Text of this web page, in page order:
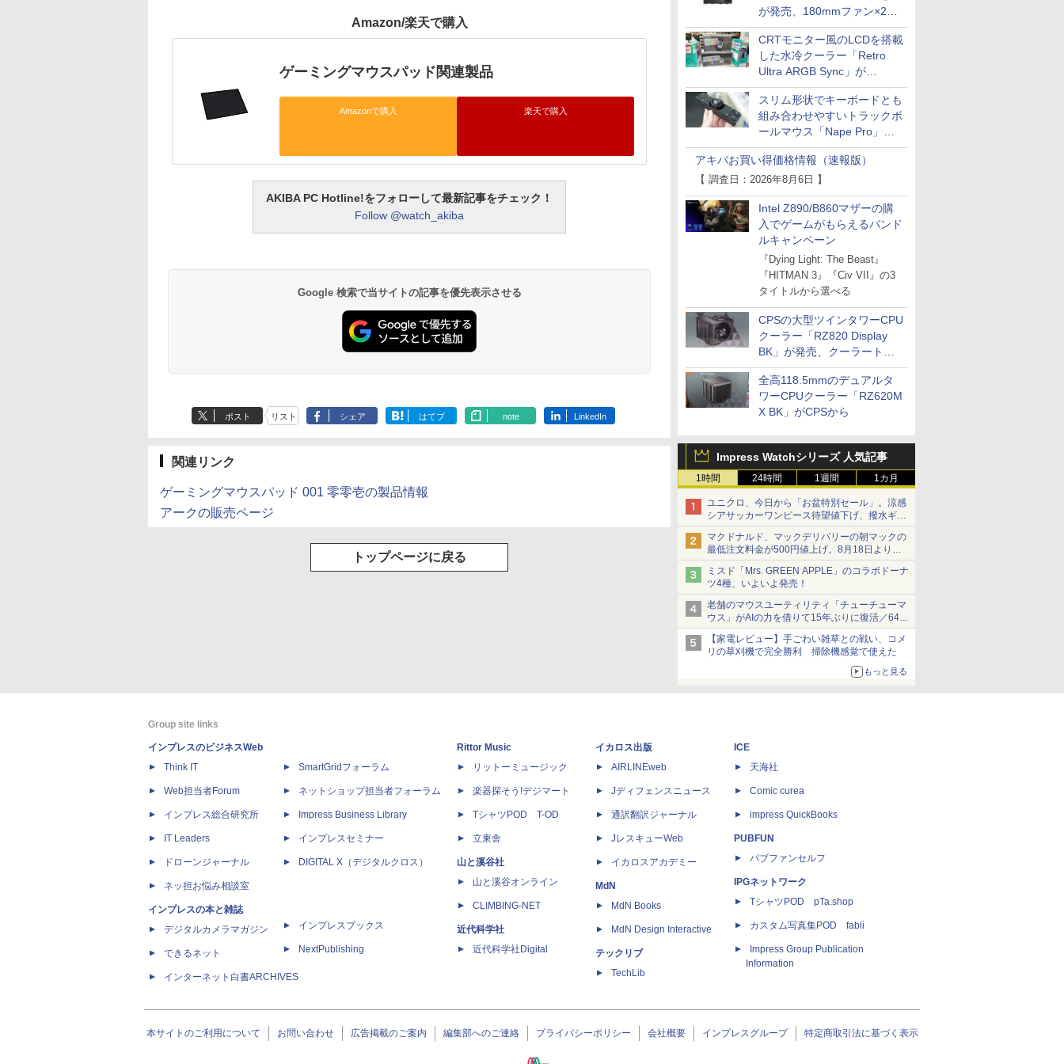
が発売、180mmファン×2搭
載
CRTモニター風のLCDを搭載
した水冷クーラー「Retro
Ultra ARGB Sync」が
Thermaltakeから
スリム形状でキーボードとも
組み合わせやすいトラックボ
ールマウス「Nape Pro」が
Keychronから
アキバお買い得価格情報（速報版）
【 調査日：2026年8月6日 】
Intel Z890/B860マザーの購
入でゲームがもらえるバンド
ルキャンペーン
『Dying Light: The Beast』
『HITMAN 3』『Civ VII』の3
タイトルから選べる
CPSの大型ツインタワーCPU
クーラー「RZ820 Display
BK」が発売、クーラートッ
プに5インチ液晶搭載
全高118.5mmのデュアルタ
ワーCPUクーラー「RZ620M
X BK」がCPSから
Impress Watchシリーズ 人気記事
1時間 24時間 1週間 1カ月
ユニクロ、今日から「お盆特別セール」。涼感
シアサッカーワンピース待望値下げ、撥水ギア
ショーツは1990円に
マクドナルド、マックデリバリーの朝マックの
最低注文料金が500円値上げ。8月18日より
1,500円から受付
ミスド「Mrs. GREEN APPLE」のコラボドーナ
ツ4種、いよいよ発売！
老舗のマウスユーティリティ「チューチューマ
ウス」がAIの力を借りて15年ぶりに復活／64bit
化、Windows 10/11、「Chrome」も走り回
る。復活記念で2026年末まで500円
【家電レビュー】手ごわい雑草との戦い、コメ
リの草刈機で完全勝利 掃除機感覚で使えた
もっと見る
Amazon/楽天で購入
ゲーミングマウスパッド関連製品
Amazonで購入 楽天で購入
AKIBA PC Hotline!をフォローして最新記事をチェック！
Follow @watch_akiba
Google 検索で当サイトの記事を優先表示させる
ポスト リスト シェア はてブ note LinkedIn
関連リンク
ゲーミングマウスパッド 001 零零壱の製品情報
アークの販売ページ
トップページに戻る
Group site links
インプレスのビジネスWeb
Think IT
Web担当者Forum
インプレス総合研究所
IT Leaders
ドローンジャーナル
ネッ担お悩み相談室
インプレスの本と雑誌
デジタルカメラマガジン
できるネット
インターネット白書ARCHIVES
SmartGridフォーラム
ネットショップ担当者フォーラム
Impress Business Library
インプレスセミナー
DIGITAL X（デジタルクロス）
インプレスブックス
NextPublishing
Rittor Music
リットーミュージック
楽器探そう!デジマート
TシャツPOD T-OD
立東舎
山と溪谷社
山と溪谷オンライン
CLIMBING-NET
近代科学社
近代科学社Digital
イカロス出版
AIRLINEweb
Jディフェンスニュース
通訳翻訳ジャーナル
JレスキューWeb
イカロスアカデミー
MdN
MdN Books
MdN Design Interactive
テックリブ
TechLib
ICE
天海社
Comic curea
impress QuickBooks
PUBFUN
パブファンセルフ
IPGネットワーク
TシャツPOD pTa.shop
カスタム写真集POD fabli
Impress Group Publication
Information
本サイトのご利用について お問い合わせ 広告掲載のご案内 編集部へのご連絡 プライバシーポリシー 会社概要 インプレスグループ 特定商取引法に基づく表示